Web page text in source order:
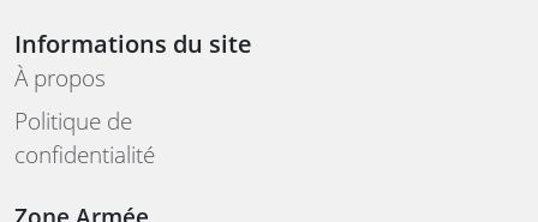
Informations du site
À propos
Politique de
confidentialité